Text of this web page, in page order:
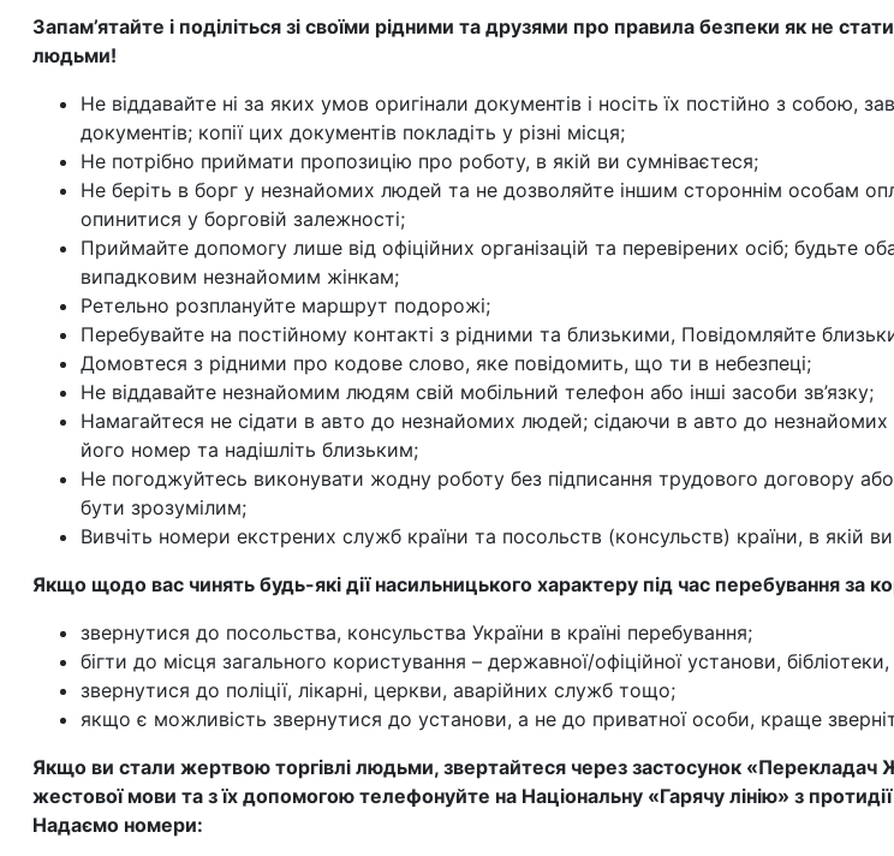
Запам’ятайте і поділіться зі своїми рідними та друзями про правила безпеки як не
людьми!
Не віддавайте ні за яких умов оригінали документів і носіть їх постійно з собою,
документів; копії цих документів покладіть у різні місця;
Не потрібно приймати пропозицію про роботу, в якій ви сумніваєтеся;
Не беріть в борг у незнайомих людей та не дозволяйте іншим стороннім особам
опинитися у борговій залежності;
Приймайте допомогу лише від офіційних організацій та перевірених осіб; будьте
випадковим незнайомим жінкам;
Ретельно розплануйте маршрут подорожі;
Перебувайте на постійному контакті з рідними та близькими, Повідомляйте
Домовтеся з рідними про кодове слово, яке повідомить, що ти в небезпеці;
Не віддавайте незнайомим людям свій мобільний телефон або інші засоби зв’язку;
Намагайтеся не сідати в авто до незнайомих людей; сідаючи в авто до
його номер та надішліть близьким;
Не погоджуйтесь виконувати жодну роботу без підписання трудового договору
бути зрозумілим;
Вивчіть номери екстрених служб країни та посольств (консульств) країни, в якій
Якщо щодо вас чинять будь-які дії насильницького характеру під час перебування за
звернутися до посольства, консульства України в країні перебування;
бігти до місця загального користування – державної/офіційної установи,
звернутися до поліції, лікарні, церкви, аварійних служб тощо;
якщо є можливість звернутися до установи, а не до приватної особи, краще
Якщо ви стали жертвою торгівлі людьми, звертайтеся через застосунок
жестової мови та з їх допомогою телефонуйте на Національну «Гарячу лінію» з
Надаємо номери: